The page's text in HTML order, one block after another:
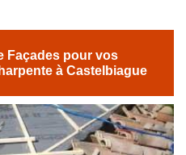
Façades pour vos
à Castelbiague